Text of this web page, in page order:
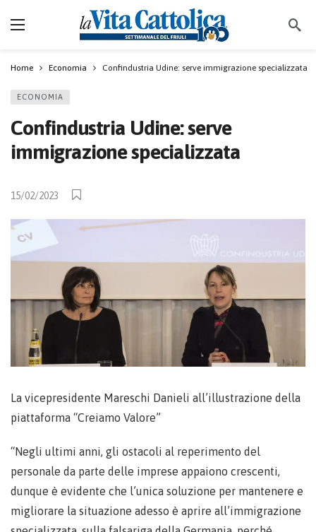
Home Economia Confindustria Udine: serve immigrazione specializzata
ECONOMIA
Confindustria Udine: serve
immigrazione specializzata
15/02/2023
La vicepresidente Mareschi Danieli all’illustrazione della
piattaforma “Creiamo Valore”
“Negli ultimi anni, gli ostacoli al reperimento del
personale da parte delle imprese appaiono crescenti,
dunque è evidente che l’unica soluzione per mantenere e
migliorare la situazione adesso è aprire all’immigrazione